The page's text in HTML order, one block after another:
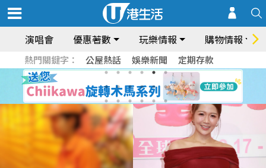
演唱會 優惠著數 玩樂情報 購物情報
熱門關鍵字： 公屋熱話 娛樂新聞 定期存款